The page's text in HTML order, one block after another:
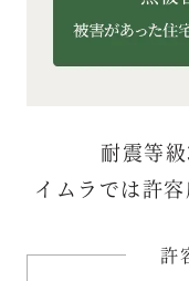
耐震等
イムラでは許
許